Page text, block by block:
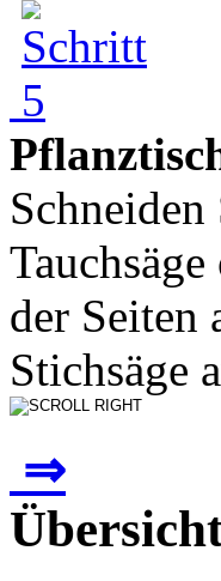
der Seiten
Stichsäge
⇒